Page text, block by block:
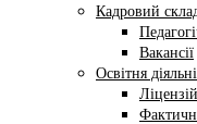
Кадровий
Вакансії
Освітня